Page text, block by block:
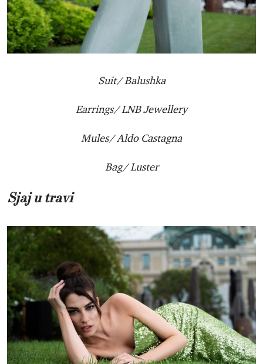
Suit/ Balushka
Earrings/ LNB Jewellery
Mules/ Aldo Castagna
Bag/ Luster
Sjaj u travi